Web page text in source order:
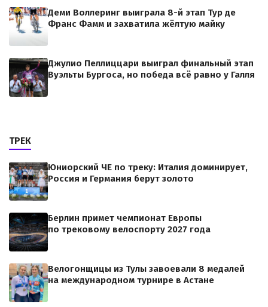
Деми Воллеринг выиграла 8-й этап Тур де
Франс Фамм и захватила жёлтую майку
Джулио Пеллиццари выиграл финальный этап
Вуэльты Бургоса, но победа всё равно у Галля
ТРЕК
Юниорский ЧЕ по треку: Италия доминирует,
Россия и Германия берут золото
Берлин примет чемпионат Европы
по трековому велоспорту 2027 года
Велогонщицы из Тулы завоевали 8 медалей
на международном турнире в Астане